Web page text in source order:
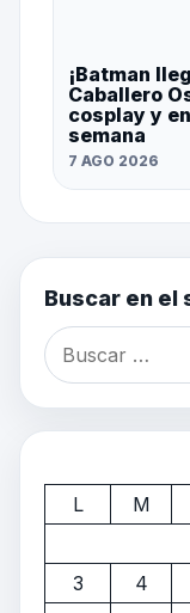
¡Batman
Caballero
cosplay y
semana
7 AGO 2026
Buscar en el
L
M
3
4